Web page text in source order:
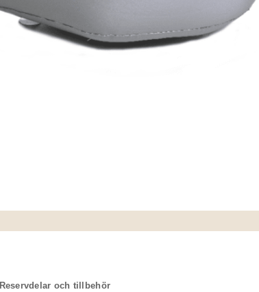
Reservdelar och tillbehör